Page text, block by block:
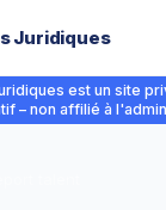
Juridiques
est un site
– non affilié à